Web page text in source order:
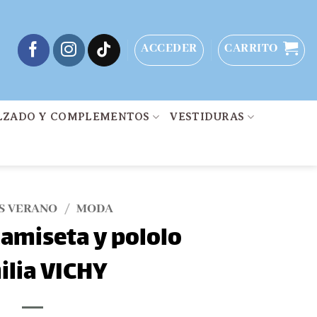
ACCEDER CARRITO
Y COMPLEMENTOS VESTIDURAS
VERANO / MODA
y pololo
VICHY